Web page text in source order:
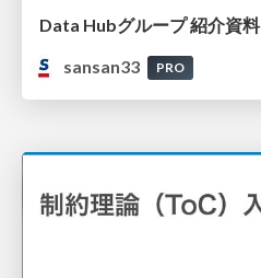
Data Hubグループ 紹介資料
sansan33
PRO